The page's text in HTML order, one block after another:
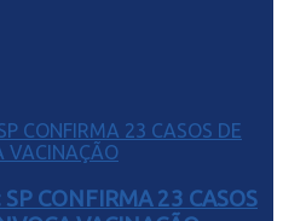
CONFIRMA 23 CASOS